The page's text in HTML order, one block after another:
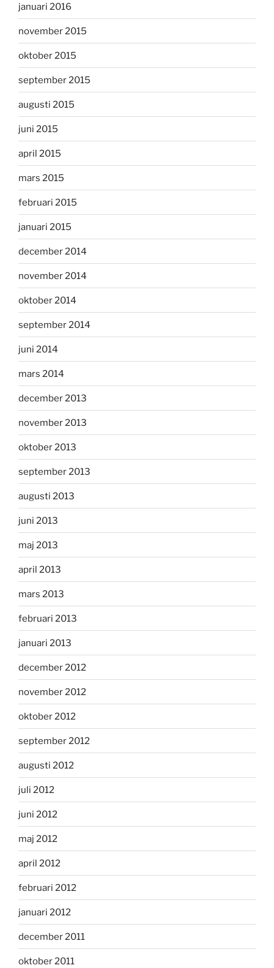
januari 2016
november 2015
oktober 2015
september 2015
augusti 2015
juni 2015
april 2015
mars 2015
februari 2015
januari 2015
december 2014
november 2014
oktober 2014
september 2014
juni 2014
mars 2014
december 2013
november 2013
oktober 2013
september 2013
augusti 2013
juni 2013
maj 2013
april 2013
mars 2013
februari 2013
januari 2013
december 2012
november 2012
oktober 2012
september 2012
augusti 2012
juli 2012
juni 2012
maj 2012
april 2012
februari 2012
januari 2012
december 2011
oktober 2011